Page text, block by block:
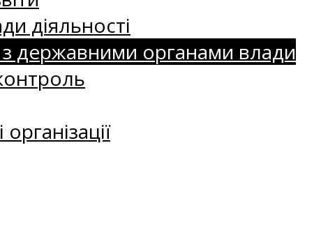
діяльності
з державними органами влади